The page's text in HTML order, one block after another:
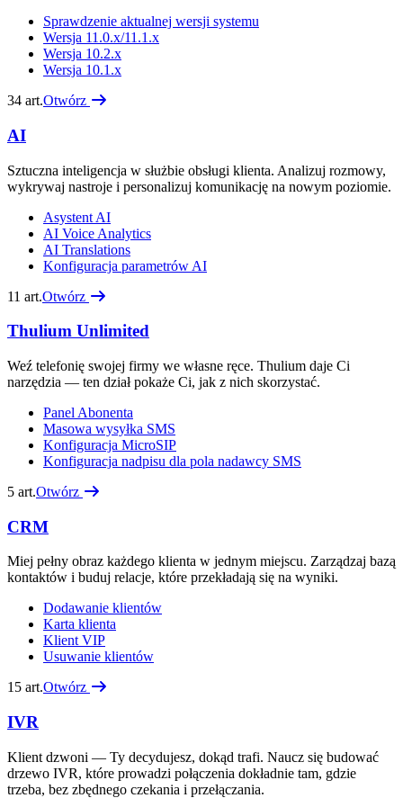
Sprawdzenie aktualnej wersji systemu
Wersja 11.0.x/11.1.x
Wersja 10.2.x
Wersja 10.1.x
34 art.Otwórz
AI
Sztuczna inteligencja w służbie obsługi klienta. Analizuj rozmowy,
wykrywaj nastroje i personalizuj komunikację na nowym poziomie.
Asystent AI
AI Voice Analytics
AI Translations
Konfiguracja parametrów AI
11 art.Otwórz
Thulium Unlimited
Weź telefonię swojej firmy we własne ręce. Thulium daje Ci
narzędzia — ten dział pokaże Ci, jak z nich skorzystać.
Panel Abonenta
Masowa wysyłka SMS
Konfiguracja MicroSIP
Konfiguracja nadpisu dla pola nadawcy SMS
5 art.Otwórz
CRM
Miej pełny obraz każdego klienta w jednym miejscu. Zarządzaj bazą
kontaktów i buduj relacje, które przekładają się na wyniki.
Dodawanie klientów
Karta klienta
Klient VIP
Usuwanie klientów
15 art.Otwórz
IVR
Klient dzwoni — Ty decydujesz, dokąd trafi. Naucz się budować
drzewo IVR, które prowadzi połączenia dokładnie tam, gdzie
trzeba, bez zbędnego czekania i przełączania.